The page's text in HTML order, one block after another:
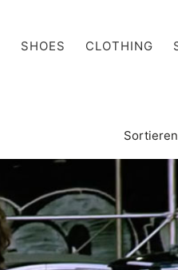
SHOES CLOTHING